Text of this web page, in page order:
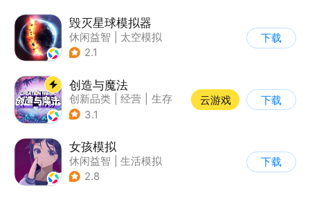
毁灭星球模拟器
休闲益智
太空模拟
| 太空
2.1
下载
创造与魔法
创新品类 经营
生存
| 开放世界
3.1
云游戏 下载
女孩模拟
休闲益智
生活模拟
| 校园
2.8
下载